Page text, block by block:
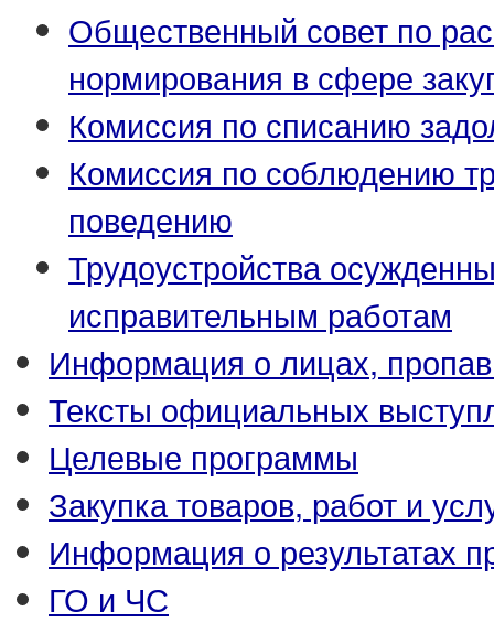
Общественный совет по
нормирования в сфере
Комиссия по списанию
Комиссия по соблюдению
поведению
Трудоустройства
исправительным работам
Информация о лицах,
Тексты официальных
Целевые программы
Закупка товаров, работ и
Информация о результатах
ГО и ЧС